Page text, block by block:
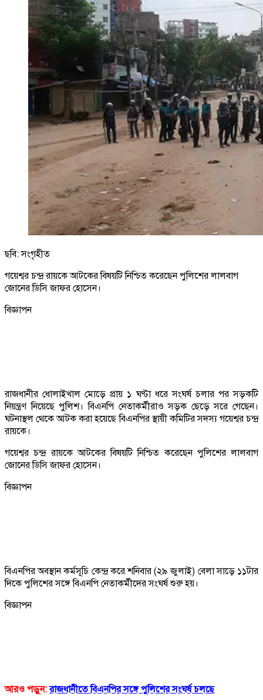
ছবি: সংগৃহীত
গয়েশ্বর চন্দ্র রায়কে আটকের বিষয়টি নিশ্চিত করেছেন পুলিশের লালবাগ
জোনের ডিসি জাফর হোসেন।
বিজ্ঞাপন
রাজধানীর ধোলাইখাল মোড়ে প্রায় ১ ঘণ্টা ধরে সংঘর্ষ চলার পর সড়কটি
নিয়ন্ত্রণ নিয়েছে পুলিশ। বিএনপি নেতাকর্মীরাও সড়ক ছেড়ে সরে গেছেন।
ঘটনাস্থল থেকে আটক করা হয়েছে বিএনপির স্থায়ী কমিটির সদস্য গয়েশ্বর চন্দ্র
রায়কে।
গয়েশ্বর চন্দ্র রায়কে আটকের বিষয়টি নিশ্চিত করেছেন পুলিশের লালবাগ
জোনের ডিসি জাফর হোসেন।
বিজ্ঞাপন
বিএনপির অবস্থান কর্মসূচি কেন্দ্র করে শনিবার (২৯ জুলাই) বেলা সাড়ে ১১টার
দিকে পুলিশের সঙ্গে বিএনপি নেতাকর্মীদের সংঘর্ষ শুরু হয়।
বিজ্ঞাপন
আরও পড়ুন: রাজধানীতে বিএনপির সঙ্গে পুলিশের সংঘর্ষ চলছে